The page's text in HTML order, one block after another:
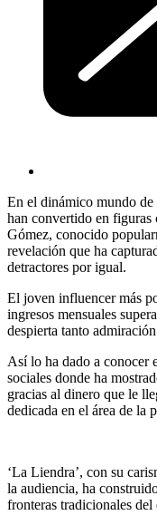
En el dinámico mundo de
han convertido en
Gómez, conocido
revelación que ha
detractores por igual.
El joven influencer más
ingresos mensuales
despierta tanto
Así lo ha dado a conocer
sociales donde ha
gracias al dinero que le
dedicada en el área de la
‘La Liendra’, con su
la audiencia, ha
fronteras tradicionales del